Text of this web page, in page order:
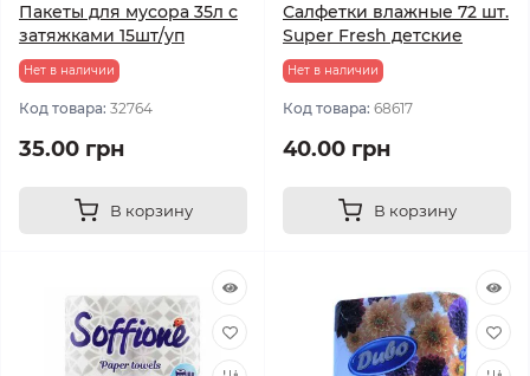
Пакеты для мусора 35л с
затяжками 15шт/уп
Нет в наличии
Код товара: 32764
35.00 грн
В корзину
Салфетки влажные 72 шт.
Super Fresh детские
Нет в наличии
Код товара: 68617
40.00 грн
В корзину